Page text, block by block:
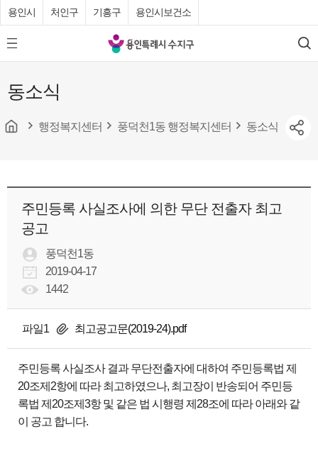
용인시 처인구 기흥구 용인시보건소
모
바
메
뉴
튼
용
인
수
청
검
색
동소식
행정복지센터 풍덕천1동 행정복지센터 동소식
주민등록 사실조사에 의한 무단 전출자 최고
공고
풍덕천1동
2019-04-17
1442
파일1 최고공고문(2019-24).pdf
주민등록 사실조사 결과 무단전출자에 대하여 주민등록법 제
20조제2항에 따라 최고하였으나, 최고장이 반송되어 주민등
록법 제20조제3항 및 같은 법 시행령 제28조에 따라 아래와 같
이 공고 합니다.